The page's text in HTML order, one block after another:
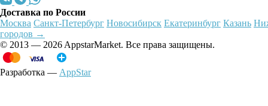
Доставка по России
Москва Санкт-Петербург Новосибирск Екатеринбург Казань
городов →
© 2013 — 2026 AppstarMarket. Все права защищены.
Разработка — AppStar